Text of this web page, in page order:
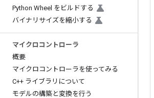
Python Wheel をビルドする
バイナリサイズを縮小する
マイクロコントローラ
概要
マイクロコントローラを使ってみる
C++ ライブラリについて
モデルの構築と変換を行う